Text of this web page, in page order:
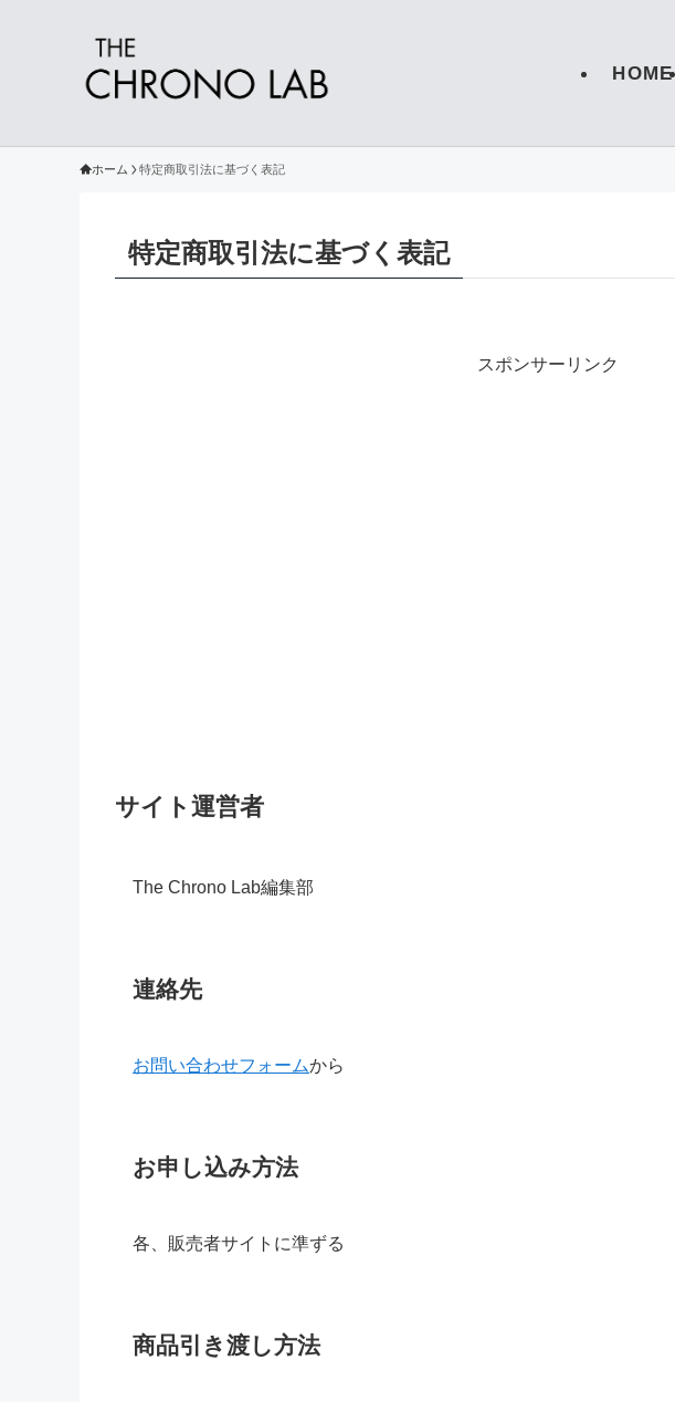
HOME
ホーム 特定商取引法に基づく表記
特定商取引法に基づく表記
スポンサーリンク
サイト運営者
The Chrono Lab編集部
連絡先
お問い合わせフォームから
お申し込み方法
各、販売者サイトに準ずる
商品引き渡し方法